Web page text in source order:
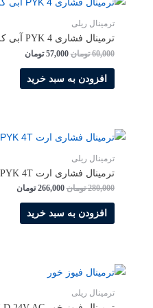
ترمینال ریلی
ترمینال فشاری PYK 4 آبی کلمسان کد 307111
60,000 تومان 57,000 تومان
افزودن به سبد خرید
ترمینال ریلی
ترمینال فشاری ارت PYK 4T کلمسان کد 336510
280,000 تومان 266,000 تومان
افزودن به سبد خرید
ترمینال ریلی